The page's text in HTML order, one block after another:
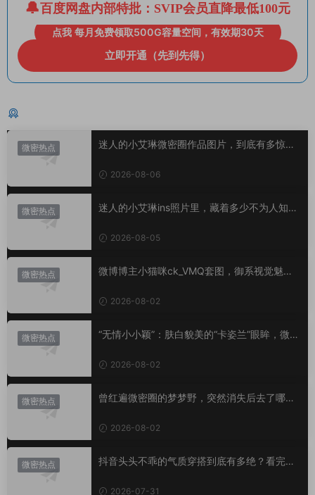
百度网盘内部特批：SVIP会员直降最低100元
点我 每月免费领取500G容量空间，有效期30天
立即开通（先到先得）
微密热点
迷人的小艾琳微密圈作品图片，到底有多惊
2026-08-06
微密热点
迷人的小艾琳ins照片里，藏着多少不为人知的
2026-08-05
微密热点
微博博主小猫咪ck_VMQ套图，御系视觉魅力
2026-08-02
微密热点
“无情小小颖”：肤白貌美的“卡姿兰”眼眸，微密
2026-08-02
微密热点
曾红遍微密圈的梦梦野，突然消失后去了哪
2026-08-02
微密热点
抖音头头不乖的气质穿搭到底有多绝？看完想
2026-07-31